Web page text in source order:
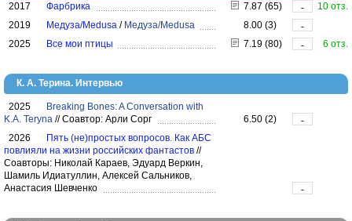
2017 Фарбрика 7.87 (65) -
10 отз.
2019
Медуза/Medusa / Медуза/Medusa 8.00 (3)
-
2025
Все мои птицы 7.19 (80) - 6 отз.
К. А. Терина. Интервью
2025
Breaking Bones: A Conversation with
K.A. Teryna //Соавтор: Арли Сорг 6.50 (2)
-
2026
Пять (не)простых вопросов. Как АБС
повлияли на жизни российских фантастов //
Соавторы: Николай Караев, Эдуард Веркин,
Шамиль Идиатуллин, Алексей Сальников,
Анастасия Шевченко
-